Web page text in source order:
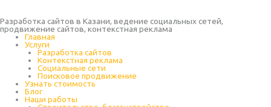
Разработка сайтов в Казани, ведение социальных сетей,
продвижение сайтов, контекстная реклама
Главная
Услуги
Разработка сайтов
Контекстная реклама
Социальные сети
Поисковое продвижение
Узнать стоимость
Блог
Наши работы